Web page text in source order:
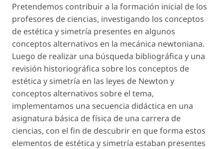
Pretendemos contribuir a la formación inicial de los
profesores de ciencias, investigando los conceptos
de estética y simetría presentes en algunos
conceptos alternativos en la mecánica newtoniana.
Luego de realizar una búsqueda bibliográfica y una
revisión historiográfica sobre los conceptos de
estética y simetría en las leyes de Newton y
conceptos alternativos sobre el tema,
implementamos una secuencia didáctica en una
asignatura básica de física de una carrera de
ciencias, con el fin de descubrir en que forma estos
elementos de estética y simetría estaban presentes